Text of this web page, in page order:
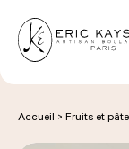
FR
Accueil > Fruits et